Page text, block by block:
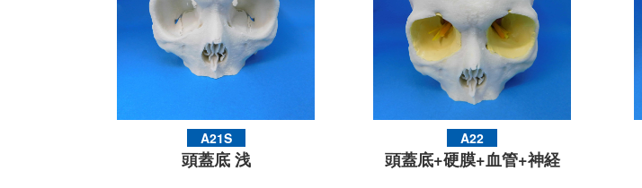
A21S
頭蓋底 浅
A22
頭蓋底+硬膜+血管+神経